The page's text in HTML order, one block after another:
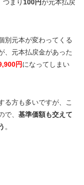
つまり 100円が元本払戻
別元本が変わってくる
、元本払戻金があった
円になってしまい
る方も多いですが、こ
、 基準価額も交えて
。